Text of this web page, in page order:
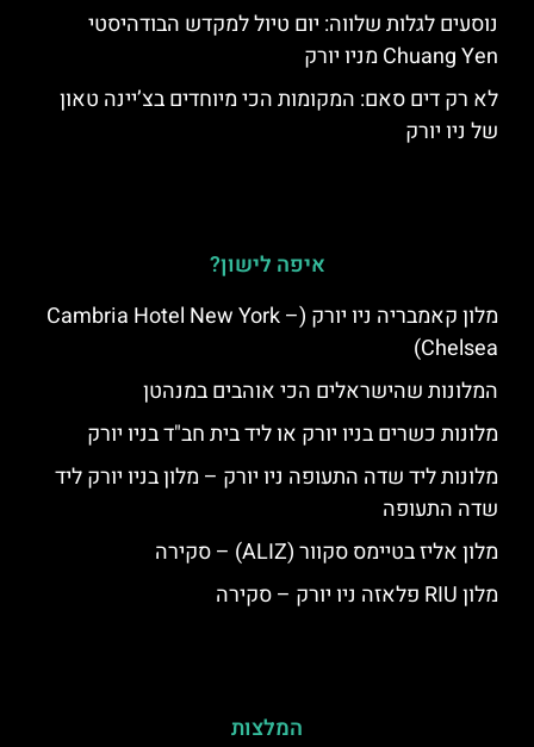
נוסעים לגלות שלווה: יום טיול למקדש הבודהיסטי
Chuang Yen מניו יורק
לא רק דים סאם: המקומות הכי מיוחדים בצ’יינה טאון
של ניו יורק
איפה לישון?
מלון קאמבריה ניו יורק (Cambria Hotel New York –
Chelsea)
המלונות שהישראלים הכי אוהבים במנהטן
מלונות כשרים בניו יורק או ליד בית חב"ד בניו יורק
מלונות ליד שדה התעופה ניו יורק – מלון בניו יורק ליד
שדה התעופה
מלון אליז בטיימס סקוור (ALIZ) – סקירה
מלון RIU פלאזה ניו יורק – סקירה
המלצות